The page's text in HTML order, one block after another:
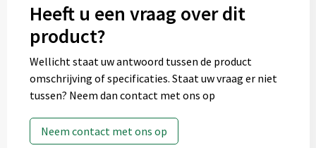
Heeft u een vraag over dit
product?
Wellicht staat uw antwoord tussen de product
omschrijving of specificaties. Staat uw vraag er niet
tussen? Neem dan contact met ons op
Neem contact met ons op